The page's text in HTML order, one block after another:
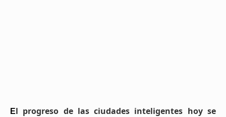
El progreso de las ciudades inteligentes hoy se